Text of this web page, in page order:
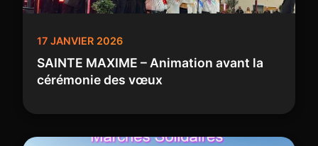
17 JANVIER 2026
SAINTE MAXIME – Animation avant la
cérémonie des vœux